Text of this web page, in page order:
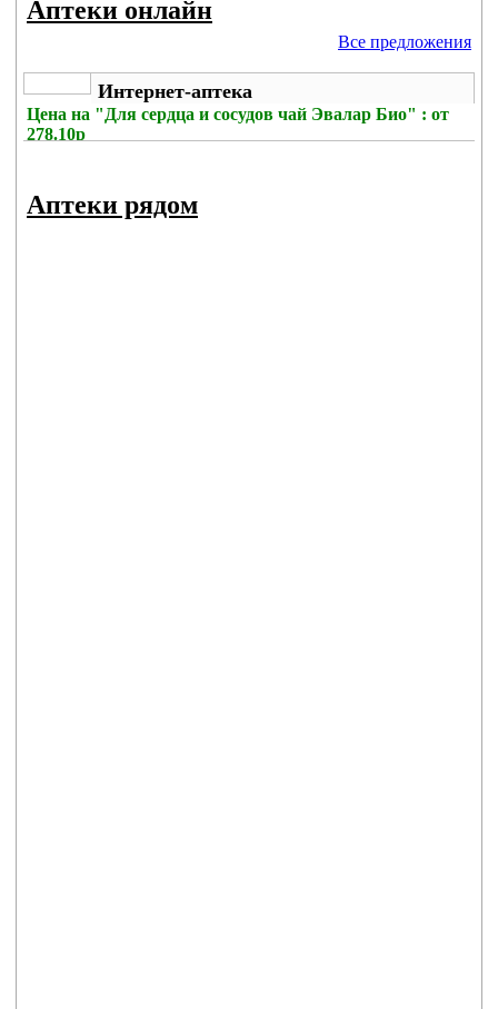
Аптеки онлайн
Все предложения
Интернет-аптека
Цена на "Для сердца и сосудов чай Эвалар Био" : от
278.10р
Аптеки рядом